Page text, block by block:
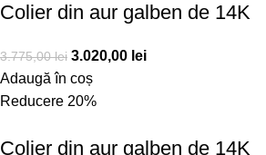
Colier din aur galben de 14K
3.775,00lei 3.020,00 lei
Adaugă în coș
Reducere 20%
Colier din aur galben de 14K